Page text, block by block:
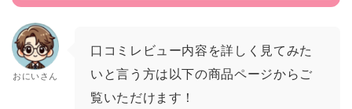
おにいさん
口コミレビュー内容を詳しく見てみた
いと言う方は以下の商品ページからご
覧いただけます！